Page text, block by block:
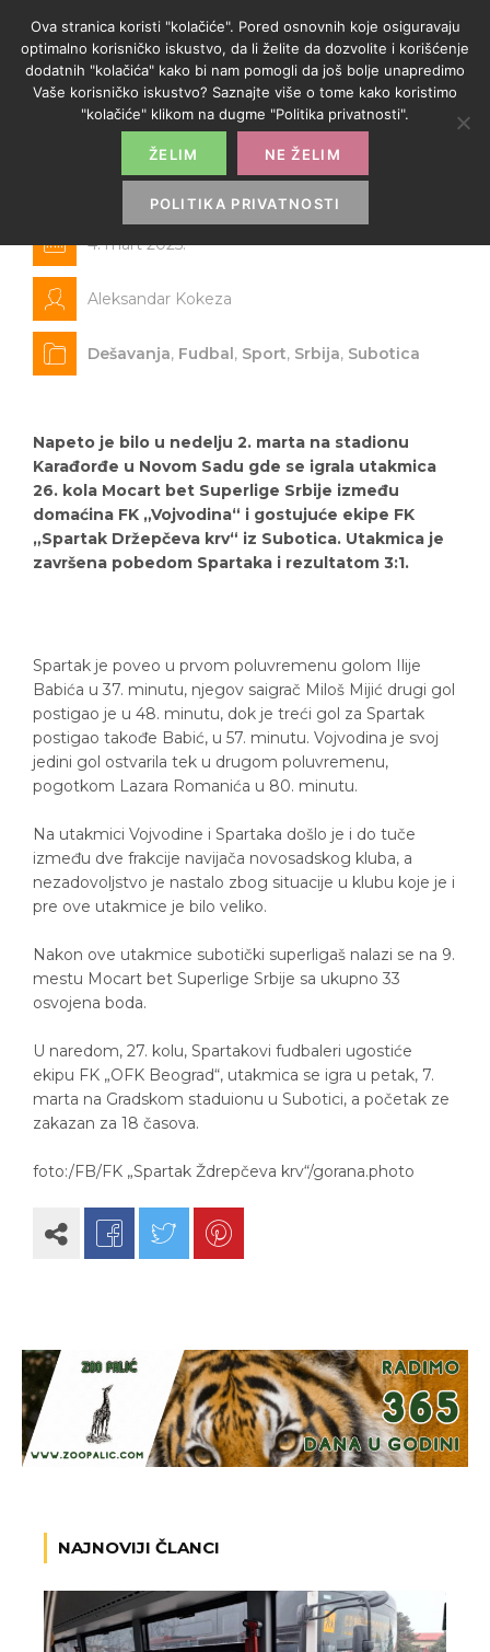
Spartak – Vojvodina 3:1
4. mart 2025.
Aleksandar Kokeza
Dešavanja, Fudbal, Sport, Srbija, Subotica
Napeto je bilo u nedelju 2. marta na stadionu
Karađorđe u Novom Sadu gde se igrala utakmica
26. kola Mocart bet Superlige Srbije između
domaćina FK „Vojvodina“ i gostujuće ekipe FK
„Spartak Držepčeva krv“ iz Subotica. Utakmica je
završena pobedom Spartaka i rezultatom 3:1.
Spartak je poveo u prvom poluvremenu golom Ilije
Babića u 37. minutu, njegov saigrač Miloš Mijić drugi gol
postigao je u 48. minutu, dok je treći gol za Spartak
postigao takođe Babić, u 57. minutu. Vojvodina je svoj
jedini gol ostvarila tek u drugom poluvremenu,
pogotkom Lazara Romanića u 80. minutu.
Na utakmici Vojvodine i Spartaka došlo je i do tuče
između dve frakcije navijača novosadskog kluba, a
nezadovoljstvo je nastalo zbog situacije u klubu koje je i
pre ove utakmice je bilo veliko.
Nakon ove utakmice subotički superligaš nalazi se na 9.
mestu Mocart bet Superlige Srbije sa ukupno 33
osvojena boda.
U naredom, 27. kolu, Spartakovi fudbaleri ugostiće
ekipu FK „OFK Beograd“, utakmica se igra u petak, 7.
marta na Gradskom staduionu u Subotici, a početak ze
zakazan za 18 časova.
foto:/FB/FK „Spartak Ždrepčeva krv“/gorana.photo
NAJNOVIJI ČLANCI
Ova stranica koristi "kolačiće". Pored osnovnih koje osiguravaju
optimalno korisničko iskustvo, da li želite da dozvolite i korišćenje
dodatnih "kolačića" kako bi nam pomogli da još bolje unapredimo
Vaše korisničko iskustvo? Saznajte više o tome kako koristimo
"kolačiće" klikom na dugme "Politika privatnosti".
ŽELIM NE ŽELIM
POLITIKA PRIVATNOSTI